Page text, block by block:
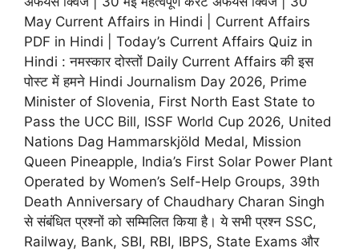
May Current Affairs in Hindi | Current Affairs
PDF in Hindi | Today’s Current Affairs Quiz in
Hindi : नमस्कार दोस्तों Daily Current Affairs की इस
पोस्ट में हमने Hindi Journalism Day 2026, Prime
Minister of Slovenia, First North East State to
Pass the UCC Bill, ISSF World Cup 2026, United
Nations Dag Hammarskjöld Medal, Mission
Queen Pineapple, India’s First Solar Power Plant
Operated by Women’s Self-Help Groups, 39th
Death Anniversary of Chaudhary Charan Singh
से संबंधित प्रश्नों को सम्मिलित किया है। ये सभी प्रश्न SSC,
Railway, Bank, SBI, RBI, IBPS, State Exams और